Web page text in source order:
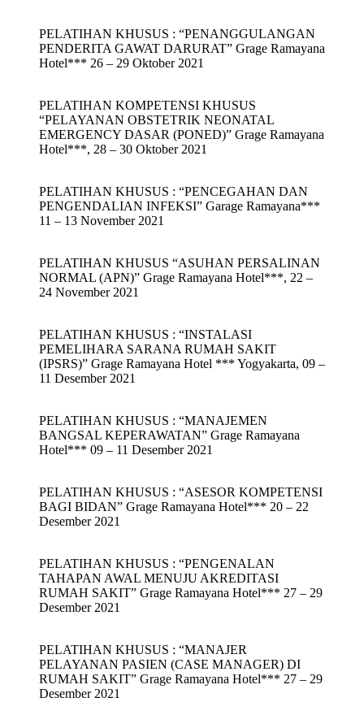
PELATIHAN KHUSUS : “PENANGGULANGAN
PENDERITA GAWAT DARURAT” Grage Ramayana
Hotel*** 26 – 29 Oktober 2021
PELATIHAN KOMPETENSI KHUSUS
“PELAYANAN OBSTETRIK NEONATAL
EMERGENCY DASAR (PONED)” Grage Ramayana
Hotel***, 28 – 30 Oktober 2021
PELATIHAN KHUSUS : “PENCEGAHAN DAN
PENGENDALIAN INFEKSI” Garage Ramayana***
11 – 13 November 2021
PELATIHAN KHUSUS “ASUHAN PERSALINAN
NORMAL (APN)” Grage Ramayana Hotel***, 22 –
24 November 2021
PELATIHAN KHUSUS : “INSTALASI
PEMELIHARA SARANA RUMAH SAKIT
(IPSRS)” Grage Ramayana Hotel *** Yogyakarta, 09 –
11 Desember 2021
PELATIHAN KHUSUS : “MANAJEMEN
BANGSAL KEPERAWATAN” Grage Ramayana
Hotel*** 09 – 11 Desember 2021
PELATIHAN KHUSUS : “ASESOR KOMPETENSI
BAGI BIDAN” Grage Ramayana Hotel*** 20 – 22
Desember 2021
PELATIHAN KHUSUS : “PENGENALAN
TAHAPAN AWAL MENUJU AKREDITASI
RUMAH SAKIT” Grage Ramayana Hotel*** 27 – 29
Desember 2021
PELATIHAN KHUSUS : “MANAJER
PELAYANAN PASIEN (CASE MANAGER) DI
RUMAH SAKIT” Grage Ramayana Hotel*** 27 – 29
Desember 2021